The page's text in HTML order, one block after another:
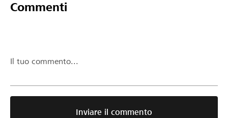
Commenti
Il tuo commento...
Inviare il commento